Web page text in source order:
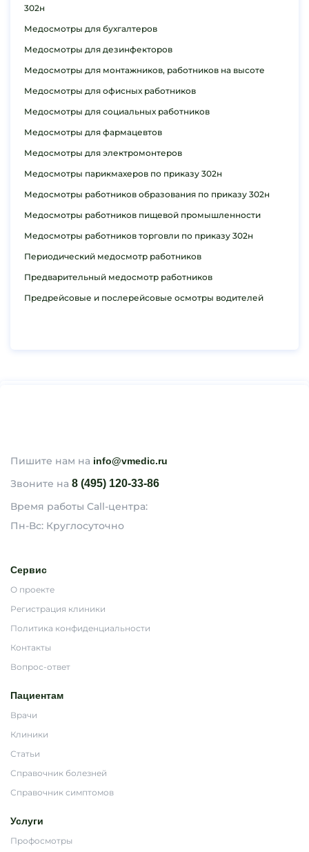
302н
Медосмотры для бухгалтеров
Медосмотры для дезинфекторов
Медосмотры для монтажников, работников на высоте
Медосмотры для офисных работников
Медосмотры для социальных работников
Медосмотры для фармацевтов
Медосмотры для электромонтеров
Медосмотры парикмахеров по приказу 302н
Медосмотры работников образования по приказу 302н
Медосмотры работников пищевой промышленности
Медосмотры работников торговли по приказу 302н
Периодический медосмотр работников
Предварительный медосмотр работников
Предрейсовые и послерейсовые осмотры водителей
Сервис
О проекте
Регистрация клиники
Политика конфиденциальности
Контакты
Вопрос-ответ
Пациентам
Врачи
Клиники
Статьи
Справочник болезней
Справочник симптомов
Услуги
Профосмотры
Пишите нам на info@vmedic.ru
Звоните на 8 (495) 120-33-86
Время работы Call-центра:
Пн-Вс: Круглосуточно